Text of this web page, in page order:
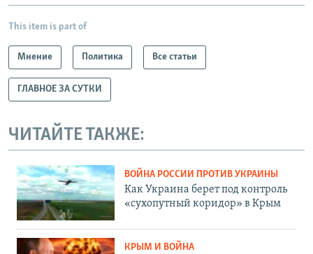
This item is part of
Мнение Политика Все статьи
ГЛАВНОЕ ЗА СУТКИ
ЧИТАЙТЕ ТАКЖЕ:
ВОЙНА РОССИИ ПРОТИВ УКРАИНЫ
Как Украина берет под контроль
«сухопутный коридор» в Крым
КРЫМ И ВОЙНА